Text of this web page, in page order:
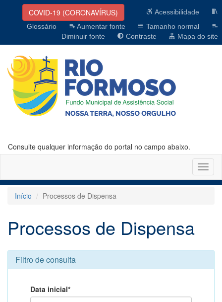
COVID-19 (CORONAVÍRUS)
Acessibilidade
Glossário
Aumentar fonte
Tamanho normal
Diminuir fonte
Contraste Mapa do site
Consulte qualquer informação do portal no campo abaixo.
Início
Processos de Dispensa
Processos de Dispensa
Filtro de consulta
Data inicial*